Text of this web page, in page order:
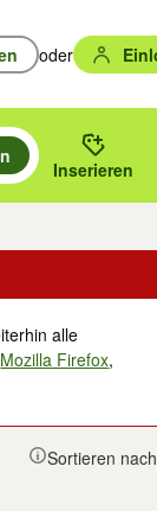
oder
und mit
oder
Orts oder PLZ.
Inserieren
alle
Mozilla Firefox,
Sortieren